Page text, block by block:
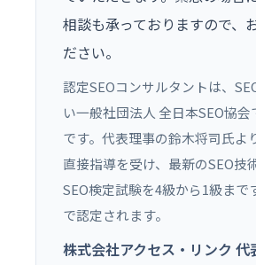
相談も承っておりますので、
ださい。
認定SEOコンサルタントは、
い一般社団法人 全日本SEO協
です。代表理事の鈴木将司氏よ
直接指導を受け、最新のSEO技
SEO検定試験を4級から1級まで
で認定されます。
株式会社アクセス・リンク